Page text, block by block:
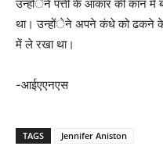
उन्होंेने पत्ती के आकार की कान में
था। उन्होंेने अपने कंधे को ढकने के
में ले रखा था।
-आईएएनएस
TAGS Jennifer Aniston